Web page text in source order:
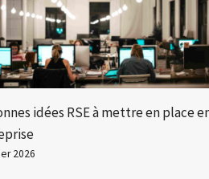
idées RSE à mettre en place
2026